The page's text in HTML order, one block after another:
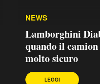
NEWS
Lamborghini
quando il camion
molto sicuro
LEGGI